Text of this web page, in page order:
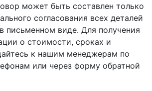
может быть составлен только
согласования всех деталей
письменном виде. Для получения
о стоимости, сроках и
к нашим менеджерам по
или через форму обратной